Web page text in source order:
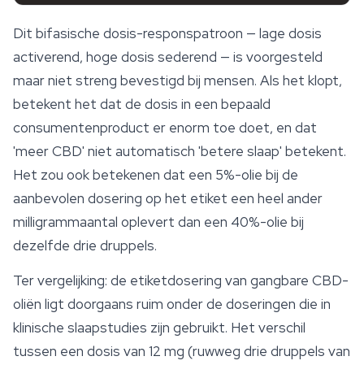
Dit bifasische dosis-responspatroon — lage dosis
activerend, hoge dosis sederend — is voorgesteld
maar niet streng bevestigd bij mensen. Als het klopt,
betekent het dat de dosis in een bepaald
consumentenproduct er enorm toe doet, en dat
'meer CBD' niet automatisch 'betere slaap' betekent.
Het zou ook betekenen dat een 5%-olie bij de
aanbevolen dosering op het etiket een heel ander
milligrammaantal oplevert dan een 40%-olie bij
dezelfde drie druppels.
Ter vergelijking: de etiketdosering van gangbare CBD-
oliën ligt doorgaans ruim onder de doseringen die in
klinische slaapstudies zijn gebruikt. Het verschil
tussen een dosis van 12 mg (ruwweg drie druppels van